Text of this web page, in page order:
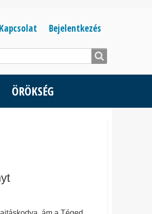
Bejelentkezés
menüje
Bejelentkezés
Kapcsolat
ÖRÖKSÉG